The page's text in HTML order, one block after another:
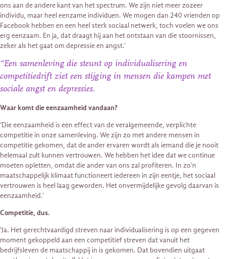
ons aan de andere kant van het spectrum. We zijn niet meer zozeer
individu, maar heel eenzame individuen. We mogen dan 240 vrienden op
Facebook hebben en een heel sterk sociaal netwerk, toch voelen we ons
erg eenzaam. En ja, dat draagt hij aan het ontstaan van die stoornissen,
zeker als het gaat om depressie en angst.’
“Een samenleving die steunt op individualisering en
competitiedrift ziet een stijging in mensen die kampen met
sociale angst en depressies.
Waar komt die eenzaamheid vandaan?
‘Die eenzaamheid is een effect van de veralgemeende, verplichte
competitie in onze samenleving. We zijn zo met andere mensen in
competitie gekomen, dat de ander ervaren wordt als iemand die je nooit
helemaal zult kunnen vertrouwen. We hebben het idee dat we continue
moeten opletten, omdat die ander van ons zal profiteren. In zo’n
maatschappelijk klimaat functioneert iedereen in zijn eentje, het sociaal
vertrouwen is heel laag geworden. Het onvermijdelijke gevolg daarvan is
eenzaamheid.’
Competitie, dus.
‘Ja. Het gerechtvaardigd streven naar individualisering is op een gegeven
moment gekoppeld aan een competitief streven dat vanuit het
bedrijfsleven de maatschappij in is gekomen. Dat bovendien uitgaat